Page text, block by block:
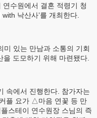
수원에서 결혼 적령기 청
낙산사’를 개최한다.
미 있는 만남과 소통의 기회
도모하기 위해 마련됐다.
속에서 진행한다. 참가자는
플 요가 △마음 연꽃 등 만
스테이 연수원장 스님의 즉